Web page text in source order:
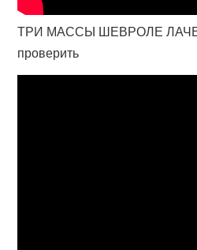
ТРИ МАССЫ ШЕВРОЛЕ
проверить